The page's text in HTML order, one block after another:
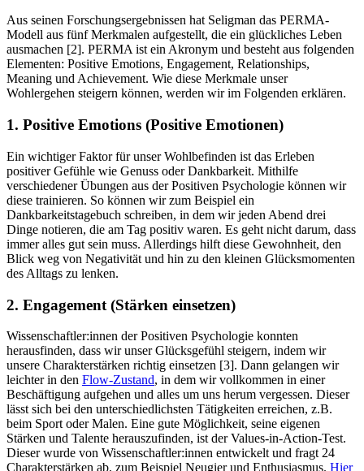
Aus seinen Forschungsergebnissen hat Seligman das PERMA-
Modell aus fünf Merkmalen aufgestellt, die ein glückliches Leben
ausmachen [2]. PERMA ist ein Akronym und besteht aus folgenden
Elementen: Positive Emotions, Engagement, Relationships,
Meaning und Achievement. Wie diese Merkmale unser
Wohlergehen steigern können, werden wir im Folgenden erklären.
1. Positive Emotions (Positive Emotionen)
Ein wichtiger Faktor für unser Wohlbefinden ist das Erleben
positiver Gefühle wie Genuss oder Dankbarkeit. Mithilfe
verschiedener Übungen aus der Positiven Psychologie können wir
diese trainieren. So können wir zum Beispiel ein
Dankbarkeitstagebuch schreiben, in dem wir jeden Abend drei
Dinge notieren, die am Tag positiv waren. Es geht nicht darum, dass
immer alles gut sein muss. Allerdings hilft diese Gewohnheit, den
Blick weg von Negativität und hin zu den kleinen Glücksmomenten
des Alltags zu lenken.
2. Engagement (Stärken einsetzen)
Wissenschaftler:innen der Positiven Psychologie konnten
herausfinden, dass wir unser Glücksgefühl steigern, indem wir
unsere Charakterstärken richtig einsetzen [3]. Dann gelangen wir
leichter in den Flow-Zustand, in dem wir vollkommen in einer
Beschäftigung aufgehen und alles um uns herum vergessen. Dieser
lässt sich bei den unterschiedlichsten Tätigkeiten erreichen, z.B.
beim Sport oder Malen. Eine gute Möglichkeit, seine eigenen
Stärken und Talente herauszufinden, ist der Values-in-Action-Test.
Dieser wurde von Wissenschaftler:innen entwickelt und fragt 24
Charakterstärken ab, zum Beispiel Neugier und Enthusiasmus. Hier